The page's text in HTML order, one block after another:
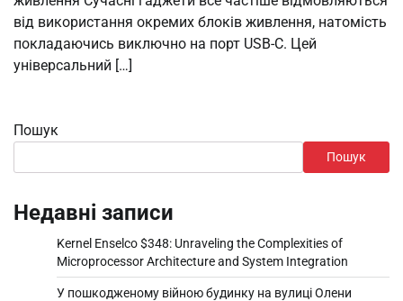
від використання окремих блоків живлення, натомість
покладаючись виключно на порт USB-C. Цей
універсальний […]
Пошук
Пошук
Недавні записи
Kernel Enselco $348: Unraveling the Complexities of
Microprocessor Architecture and System Integration
У пошкодженому війною будинку на вулиці Олени